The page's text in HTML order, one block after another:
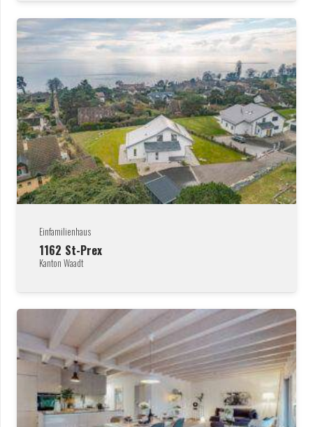
Einfamilienhaus
1162 St-Prex
Kanton Waadt